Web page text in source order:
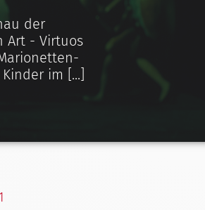
der
Art - Virtuos
im [...]